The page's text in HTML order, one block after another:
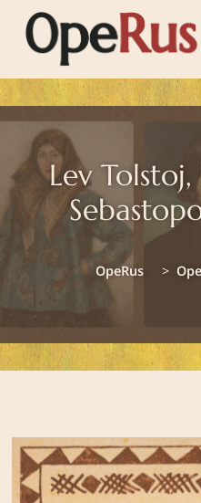
Skip to main content
Lev
OpeRus